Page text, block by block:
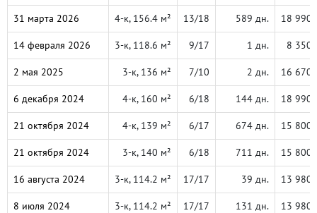
31 марта 2026 4-к, 156.4 м² 13/18 589 дн. 18 990
14 февраля 2026 3-к, 118.6 м² 9/17 1 дн. 8 350
2 мая 2025 3-к, 136 м² 7/10 2 дн. 16 670
6 декабря 2024 4-к, 160 м² 6/18 144 дн. 18 990
21 октября 2024 4-к, 139 м² 6/17 674 дн. 15 800
21 октября 2024 3-к, 140 м² 6/18 711 дн. 15 800
16 августа 2024 3-к, 114.2 м² 17/17 39 дн. 13 980
8 июля 2024 3-к, 114.2 м² 17/17 131 дн. 13 980